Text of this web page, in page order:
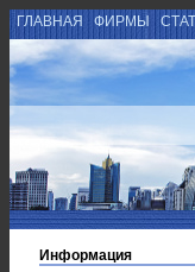
ГЛАВНАЯ ФИРМЫ
Информация